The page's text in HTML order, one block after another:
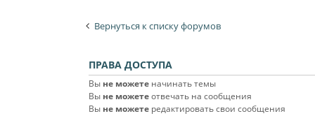
Вернуться к списку форумов
ПРАВА ДОСТУПА
Вы не можете начинать темы
Вы не можетеотвечать на сообщения
Вы не можете редактировать свои сообщения